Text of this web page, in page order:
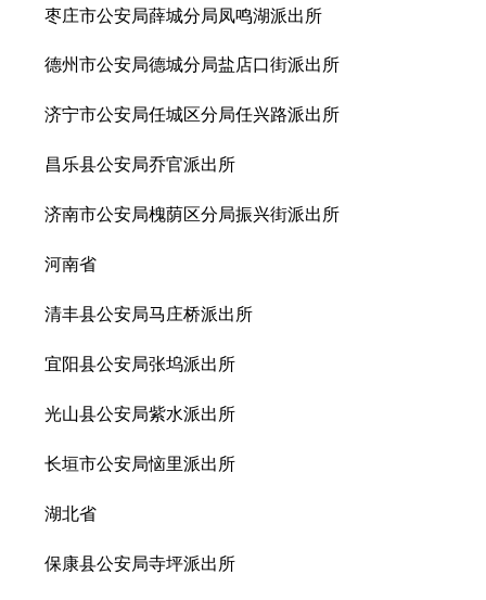
枣庄市公安局薛城分局凤鸣湖派出所
德州市公安局德城分局盐店口街派出所
济宁市公安局任城区分局任兴路派出所
昌乐县公安局乔官派出所
济南市公安局槐荫区分局振兴街派出所
河南省
清丰县公安局马庄桥派出所
宜阳县公安局张坞派出所
光山县公安局紫水派出所
长垣市公安局恼里派出所
湖北省
保康县公安局寺坪派出所